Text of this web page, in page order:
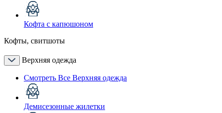
Кофта с капюшоном
Кофты, свитшоты
Верхняя одежда
Смотреть Все Верхняя одежда
Демисезонные жилетки